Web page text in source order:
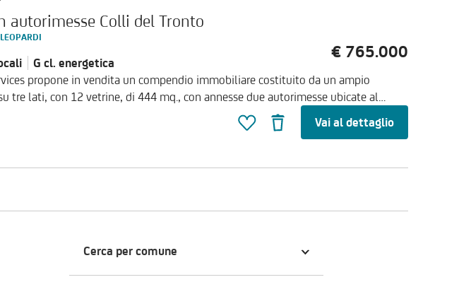
autorimesse Colli del Tronto
G cl. energetica
€ 765.000
propone in vendita un compendio immobiliare costituito da un ampio
tre lati, con 12 vetrine, di 444 mq., con annesse due autorimesse ubicate al
complessivi mq 1.140 mq. oltre ad un garage singolo di 27 mq. Il negozio è
Vai al dettaglio
Cerca per comune